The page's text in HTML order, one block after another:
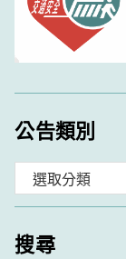
公告類別
類
搜尋